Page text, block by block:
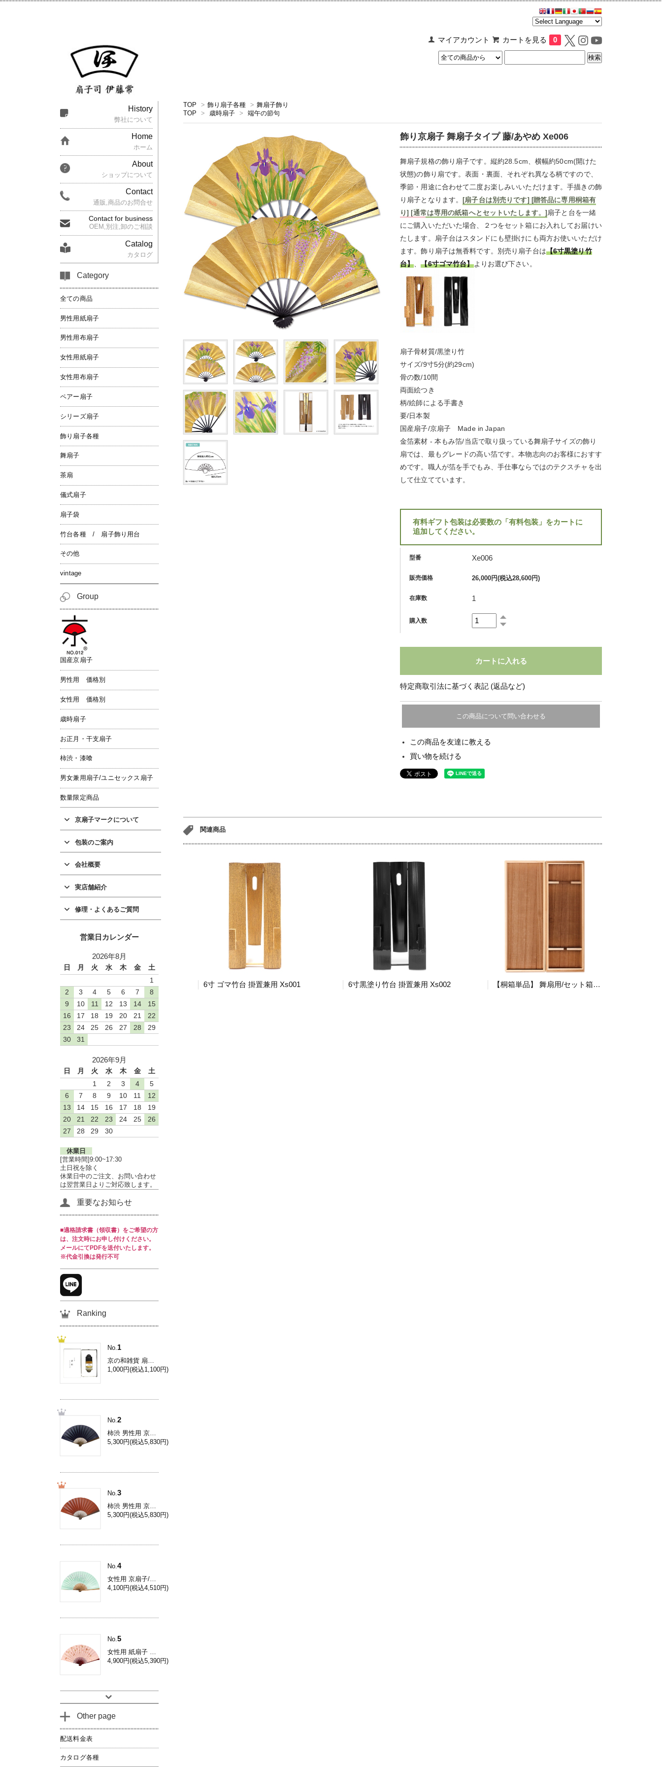
マイアカウント カートを見る 0
TOP > 飾り扇子各種 > 舞扇子飾り
TOP
> 歳時扇子 > 端午の節句
飾り京扇子 舞扇子タイプ 藤/あやめ Xe006
舞扇子規格の飾り扇子です。縦約28.5cm、横幅約50cm(開けた
状態)の飾り扇です。表面・裏面、それぞれ異なる柄ですので、
季節・用途に合わせて二度お楽しみいいただけます。手描きの飾
り扇子となります。 [扇子台は別売りです] [贈答品に専用桐箱有
り] [通常は専用の紙箱へとセットいたします。]扇子と台を一緒
にご購入いただいた場合、２つをセット箱にお入れしてお届けい
たします。扇子台はスタンドにも壁掛けにも両方お使いいただけ
ます。飾り扇子は無香料です。別売り扇子台は【6寸黒塗り竹
台】 、【6寸ゴマ竹台】よりお選び下さい。
扇子骨材質/黒塗り竹
サイズ/9寸5分(約29cm)
骨の数/10間
両面絵つき
柄/絵師による手書き
要/日本製
国産扇子/京扇子 Made in Japan
金箔素材 - 本もみ箔/当店で取り扱っている舞扇子サイズの飾り
扇では、最もグレードの高い箔です。本物志向のお客様におすす
めです。職人が箔を手でもみ、手仕事ならではのテクスチャを出
して仕立てています。
有料ギフト包装は必要数の「有料包装」をカートに
追加してください。
型番 Xe006
販売価格 26,000円(税込28,600円)
在庫数 1
購入数
特定商取引法に基づく表記 (返品など)
この商品について問い合わせる
この商品を友達に教える
買い物を続ける
関連商品
6寸 ゴマ竹台 掛置兼用 Xs001 6寸黒塗り竹台 掛置兼用 Xs002 【桐箱単品】 舞扇用/セット箱 Kiri9.5
History
弊社について
Home
ホーム
About
ショップについて
Contact
通販,商品のお問合せ
Contact for business
OEM,別注,卸のご相談
Catalog
カタログ
Category
全ての商品
男性用紙扇子
男性用布扇子
女性用紙扇子
女性用布扇子
ペアー扇子
シリーズ扇子
飾り扇子各種
舞扇子
茶扇
儀式扇子
扇子袋
竹台各種 / 扇子飾り用台
その他
vintage
Group
国産京扇子
男性用 価格別
女性用 価格別
歳時扇子
お正月・干支扇子
柿渋・漆喰
男女兼用扇子/ユニセックス扇子
数量限定商品
京扇子マークについて
包装のご案内
会社概要
実店舗紹介
修理・よくあるご質問
営業日カレンダー
2026年8月
日 月 火 水 木 金
土
1
2
3 4 5 6 7
8
9
10 11 12 13 14
15
16
17 18 19 20 21
22
23
24 25 26 27 28
29
30
31
2026年9月
日 月 火 水 木 金
土
1
2 3 4
5
6
7 8 9 10 11
12
13
14 15 16 17 18
19
20
21 22 23 24 25
26
27
28 29 30
休業日
[営業時間]9:00~17:30
土日祝を除く
休業日中のご注文、お問い合わせ
は翌営業日よりご対応致します。
重要なお知らせ
■適格請求書（領収書）をご希望の方
は、注文時にお申し付けください。
メールにてPDFを送付いたします。
※代金引換は発行不可
Ranking
No. 1
1,000円(税込1,100円)
No.2
柿渋 男性用 京扇子/8.5寸柿渋扇子/濃紺 Ai31L
5,300円(税込5,830円)
No.3
柿渋 男性用 京扇子/8.5寸柿渋扇子/柿色 Ai33L
5,300円(税込5,830円)
No. 4
4,100円(税込4,510円)
No. 5
4,900円(税込5,390円)
Other page
配送料金表
カタログ各種